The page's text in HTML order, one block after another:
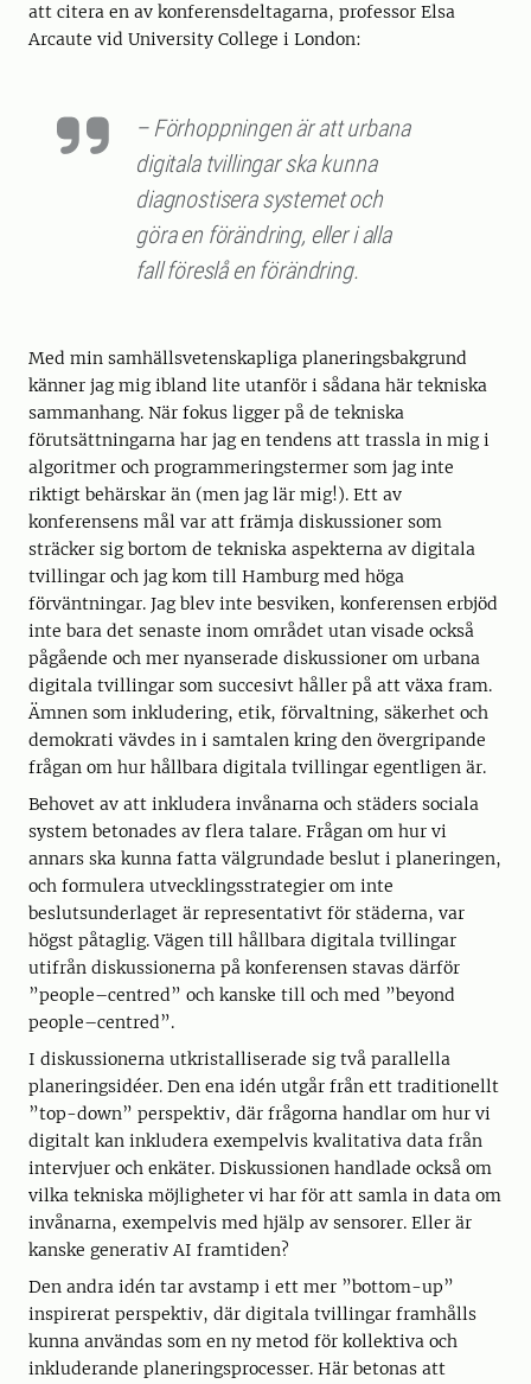
att citera en av konferensdeltagarna, professor Elsa
Arcaute vid University College i London:
– Förhoppningen är att urbana
digitala tvillingar ska kunna
diagnostisera systemet och
göra en förändring, eller i alla
fall föreslå en förändring.
Med min samhällsvetenskapliga planeringsbakgrund
känner jag mig ibland lite utanför i sådana här tekniska
sammanhang. När fokus ligger på de tekniska
förutsättningarna har jag en tendens att trassla in mig i
algoritmer och programmeringstermer som jag inte
riktigt behärskar än (men jag lär mig!). Ett av
konferensens mål var att främja diskussioner som
sträcker sig bortom de tekniska aspekterna av digitala
tvillingar och jag kom till Hamburg med höga
förväntningar. Jag blev inte besviken, konferensen erbjöd
inte bara det senaste inom området utan visade också
pågående och mer nyanserade diskussioner om urbana
digitala tvillingar som succesivt håller på att växa fram.
Ämnen som inkludering, etik, förvaltning, säkerhet och
demokrati vävdes in i samtalen kring den övergripande
frågan om hur hållbara digitala tvillingar egentligen är.
Behovet av att inkludera invånarna och städers sociala
system betonades av flera talare. Frågan om hur vi
annars ska kunna fatta välgrundade beslut i planeringen,
och formulera utvecklingsstrategier om inte
beslutsunderlaget är representativt för städerna, var
högst påtaglig. Vägen till hållbara digitala tvillingar
utifrån diskussionerna på konferensen stavas därför
”people–centred” och kanske till och med ”beyond
people–centred”.
I diskussionerna utkristalliserade sig två parallella
planeringsidéer. Den ena idén utgår från ett traditionellt
”top-down” perspektiv, där frågorna handlar om hur vi
digitalt kan inkludera exempelvis kvalitativa data från
intervjuer och enkäter. Diskussionen handlade också om
vilka tekniska möjligheter vi har för att samla in data om
invånarna, exempelvis med hjälp av sensorer. Eller är
kanske generativ AI framtiden?
Den andra idén tar avstamp i ett mer ”bottom-up”
inspirerat perspektiv, där digitala tvillingar framhålls
kunna användas som en ny metod för kollektiva och
inkluderande planeringsprocesser. Här betonas att